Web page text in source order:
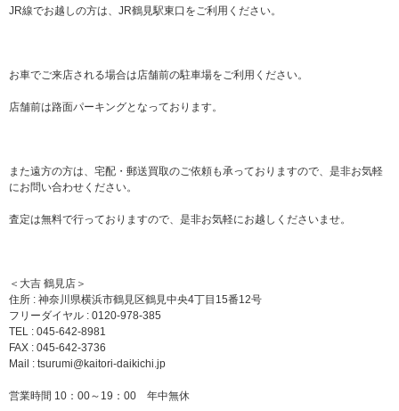
JR線でお越しの方は、JR鶴見駅東口をご利用ください。
お車でご来店される場合は店舗前の駐車場をご利用ください。
店舗前は路面パーキングとなっております。
また遠方の方は、宅配・郵送買取のご依頼も承っておりますので、是非お気軽
にお問い合わせください。
査定は無料で行っておりますので、是非お気軽にお越しくださいませ。
＜大吉 鶴見店＞
住所 : 神奈川県横浜市鶴見区鶴見中央4丁目15番12号
フリーダイヤル : 0120-978-385
TEL : 045-642-8981
FAX : 045-642-3736
Mail : tsurumi@kaitori-daikichi.jp
営業時間 10：00～19：00 年中無休